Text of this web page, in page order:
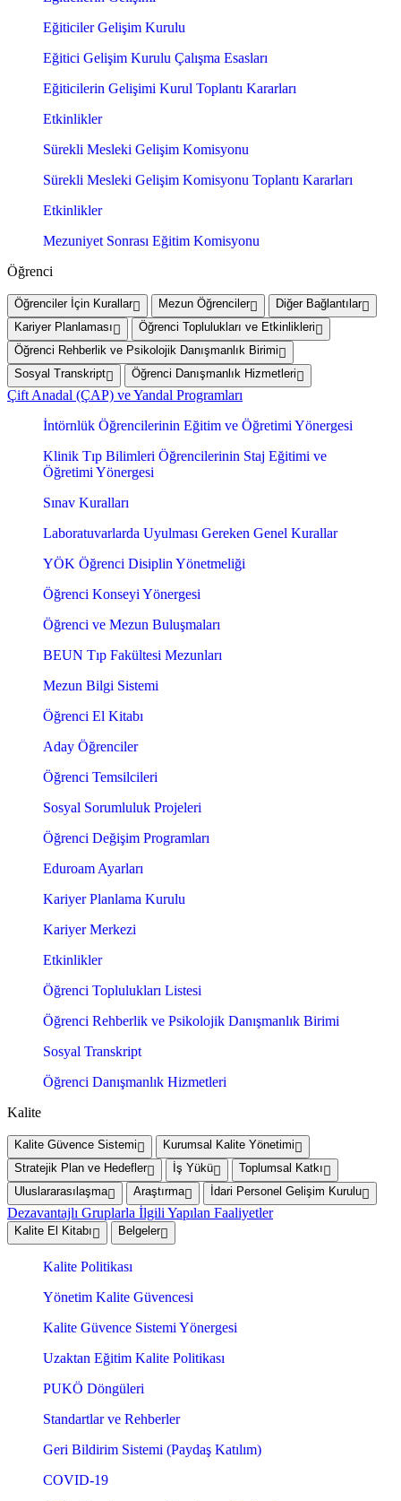
Eğiticiler Gelişim Kurulu
Eğitici Gelişim Kurulu Çalışma Esasları
Eğiticilerin Gelişimi Kurul Toplantı Kararları
Etkinlikler
Sürekli Mesleki Gelişim Komisyonu
Sürekli Mesleki Gelişim Komisyonu Toplantı Kararları
Etkinlikler
Mezuniyet Sonrası Eğitim Komisyonu
Öğrenci
Öğrenciler İçin Kurallar Mezun Öğrenciler
Diğer Bağlantılar
Kariyer Planlaması
Öğrenci Toplulukları ve Etkinlikleri
Öğrenci Rehberlik ve Psikolojik Danışmanlık Birimi
Sosyal Transkript
Öğrenci Danışmanlık Hizmetleri
Çift Anadal (ÇAP) ve Yandal Programları
İntörnlük Öğrencilerinin Eğitim ve Öğretimi Yönergesi
Klinik Tıp Bilimleri Öğrencilerinin Staj Eğitimi ve
Öğretimi Yönergesi
Sınav Kuralları
Laboratuvarlarda Uyulması Gereken Genel Kurallar
YÖK Öğrenci Disiplin Yönetmeliği
Öğrenci Konseyi Yönergesi
Öğrenci ve Mezun Buluşmaları
BEUN Tıp Fakültesi Mezunları
Mezun Bilgi Sistemi
Öğrenci El Kitabı
Aday Öğrenciler
Öğrenci Temsilcileri
Sosyal Sorumluluk Projeleri
Öğrenci Değişim Programları
Eduroam Ayarları
Kariyer Planlama Kurulu
Kariyer Merkezi
Etkinlikler
Öğrenci Toplulukları Listesi
Öğrenci Rehberlik ve Psikolojik Danışmanlık Birimi
Sosyal Transkript
Öğrenci Danışmanlık Hizmetleri
Kalite
Kalite Güvence Sistemi
Kurumsal Kalite Yönetimi
Stratejik Plan ve Hedefler
İş Yükü
Toplumsal Katkı
Uluslararasılaşma
Araştırma İdari Personel Gelişim Kurulu
Dezavantajlı Gruplarla İlgili Yapılan Faaliyetler
Kalite El Kitabı Belgeler
Kalite Politikası
Yönetim Kalite Güvencesi
Kalite Güvence Sistemi Yönergesi
Uzaktan Eğitim Kalite Politikası
PUKÖ Döngüleri
Standartlar ve Rehberler
Geri Bildirim Sistemi (Paydaş Katılım)
COVID-19